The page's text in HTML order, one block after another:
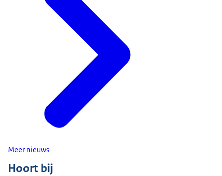
Meer nieuws
Hoort bij